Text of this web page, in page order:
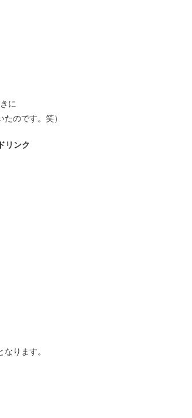
に
のです。笑）
リンク
ります。